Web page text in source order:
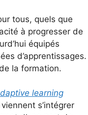
tous, quels que
à progresser de
équipés
d’apprentissages.
la formation.
learning
s’intégrer